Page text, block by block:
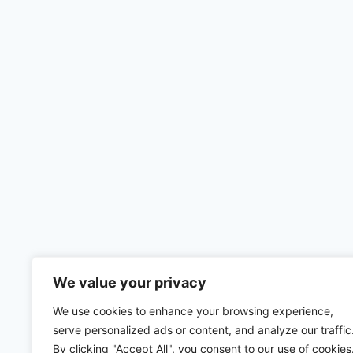
We value your privacy
We use cookies to enhance your browsing experience,
serve personalized ads or content, and analyze our
By clicking "Accept All", you consent to our use of